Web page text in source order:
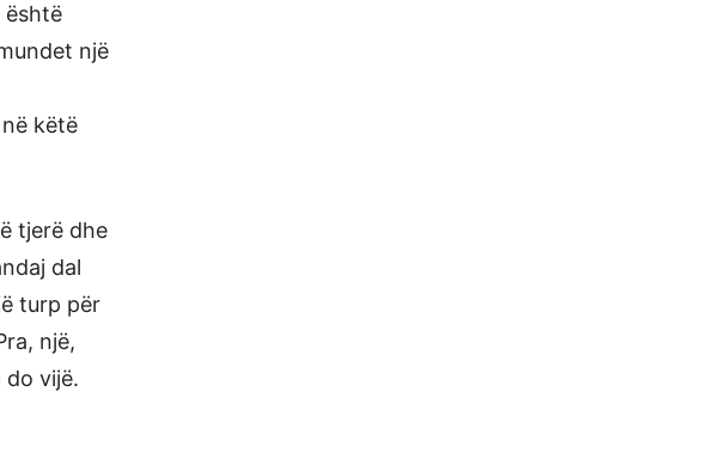
është
një
këtë
tjerë dhe
dal
turp për
një,
vijë.